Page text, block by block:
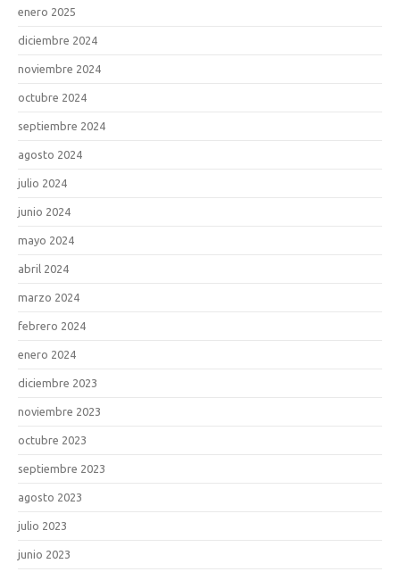
enero 2025
diciembre 2024
noviembre 2024
octubre 2024
septiembre 2024
agosto 2024
julio 2024
junio 2024
mayo 2024
abril 2024
marzo 2024
febrero 2024
enero 2024
diciembre 2023
noviembre 2023
octubre 2023
septiembre 2023
agosto 2023
julio 2023
junio 2023